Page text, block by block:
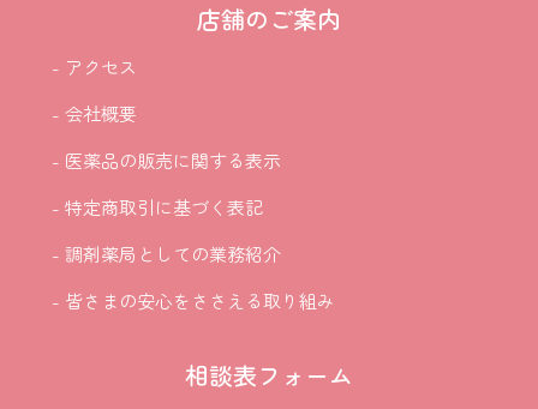
店舗のご案内
- アクセス
- 会社概要
- 医薬品の販売に関する表示
- 特定商取引に基づく表記
- 調剤薬局としての業務紹介
- 皆さまの安心をささえる取り組み
相談表フォーム